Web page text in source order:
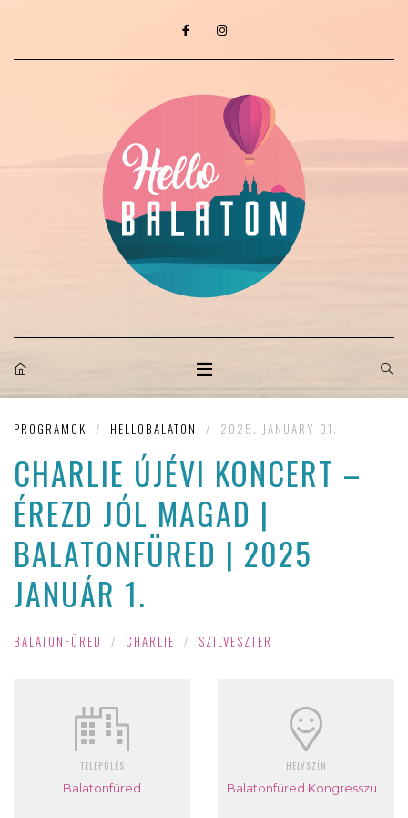
PROGRAMOK / HELLOBALATON / 2025. JANUARY 01.
CHARLIE ÚJÉVI KONCERT –
ÉREZD JÓL MAGAD |
BALATONFÜRED | 2025
JANUÁR 1.
BALATONFÜRED / CHARLIE / SZILVESZTER
TELEPÜLÉS
Balatonfüred
HELYSZÍN